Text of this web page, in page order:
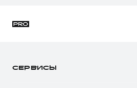
СЕРВИСЫ